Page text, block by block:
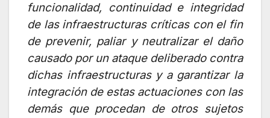
funcionalidad, continuidad e integridad
de las infraestructuras críticas con el fin
de prevenir, paliar y neutralizar el daño
causado por un ataque deliberado contra
dichas infraestructuras y a garantizar la
integración de estas actuaciones con las
demás que procedan de otros sujetos